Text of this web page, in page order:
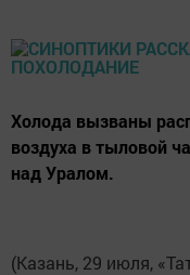
Холода вызваны
воздуха в тыловой
над Уралом.
(Казань, 29 июля,